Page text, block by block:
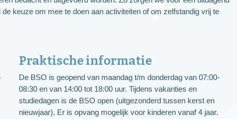
keuze om mee te doen aan activiteiten of om zelfstandig vrij te
Praktische informatie
De BSO is geopend van maandag t/m donderdag van 07:00-
08:30 en van 14:00 tot 18:00 uur. Tijdens vakanties en
studiedagen is de BSO open (uitgezonderd tussen kerst en
nieuwjaar). Er is opvang mogelijk voor kinderen vanaf 4 jaar.